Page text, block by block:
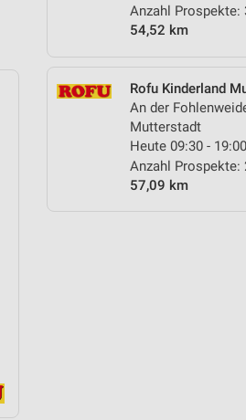
Anzahl Prospekte:
54,52 km
Rofu Kinderland
An der
Mutterstadt
Heute 09:30 -
Anzahl Prospekte:
57,09 km